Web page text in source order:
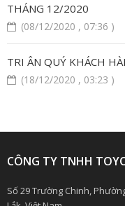
THÁNG 12/2020
(08/12/2020 , 07:36 )
TRI ÂN QUÝ KHÁCH
(18/12/2020 , 03:23 )
CÔNG TY TNHH
Số 29 Trường Chinh,